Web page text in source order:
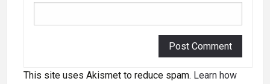
This site uses Akismet to reduce spam. Learn how